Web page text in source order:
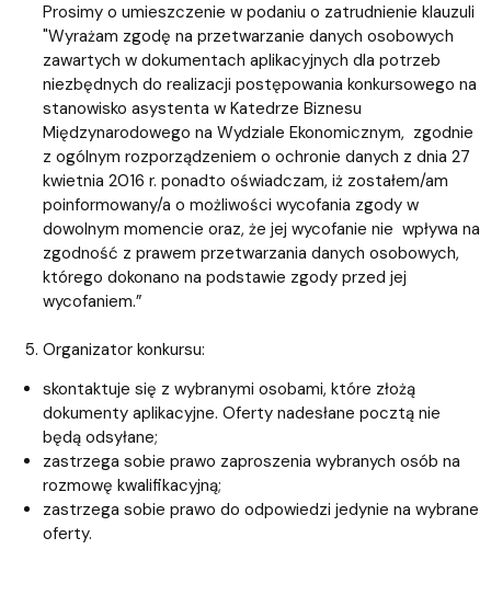
Prosimy o umieszczenie w podaniu o zatrudnienie klauzuli
"Wyrażam zgodę na przetwarzanie danych osobowych
zawartych w dokumentach aplikacyjnych dla potrzeb
niezbędnych do realizacji postępowania konkursowego na
stanowisko asystenta w Katedrze Biznesu
Międzynarodowego na Wydziale Ekonomicznym, zgodnie
z ogólnym rozporządzeniem o ochronie danych z dnia 27
kwietnia 2016 r. ponadto oświadczam, iż zostałem/am
poinformowany/a o możliwości wycofania zgody w
dowolnym momencie oraz, że jej wycofanie nie wpływa na
zgodność z prawem przetwarzania danych osobowych,
którego dokonano na podstawie zgody przed jej
wycofaniem.”
Organizator konkursu:
skontaktuje się z wybranymi osobami, które złożą
dokumenty aplikacyjne. Oferty nadesłane pocztą nie
będą odsyłane;
zastrzega sobie prawo zaproszenia wybranych osób na
rozmowę kwalifikacyjną;
zastrzega sobie prawo do odpowiedzi jedynie na wybrane
oferty.